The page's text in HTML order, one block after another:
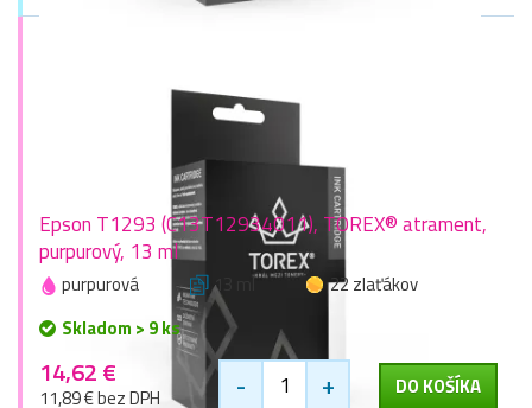
Epson T1293 (C13T12934011), TOREX® atrament,
purpurový, 13 ml
purpurová 13 ml
22 zlaťákov
Skladom > 9 ks
14,62 €
11,89 € bez DPH - + DO KOŠÍKA